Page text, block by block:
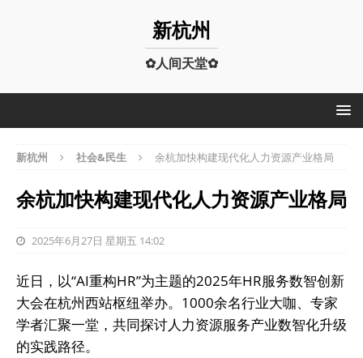
新杭州
✿人间天堂✿
新杭州 社会&民生 余杭加快构建现代化人力资源产业格局
余杭加快构建现代化人力资源产业格局
2025年6月27日 星期五 14:02
近日，以“AI重构HR”为主题的2025年HR服务数智创新
大会在杭州西站枢纽举办。1000余名行业大咖、专家
学者汇聚一堂，共同探讨人力资源服务产业数智化升级
的实践路径。